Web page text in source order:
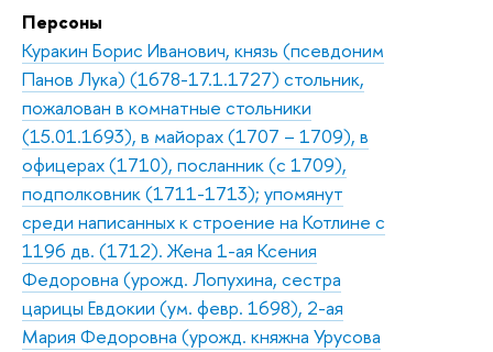
Персоны
Куракин Борис Иванович, князь (псевдоним
Панов Лука) (1678-17.1.1727) стольник,
пожалован в комнатные стольники
(15.01.1693), в майорах (1707 – 1709), в
офицерах (1710), посланник (с 1709),
подполковник (1711-1713); упомянут
среди написанных к строение на Котлине с
1196 дв. (1712). Жена 1-ая Ксения
Федоровна (урожд. Лопухина, сестра
царицы Евдокии (ум. февр. 1698), 2-ая
Мария Федоровна (урожд. княжна Урусова